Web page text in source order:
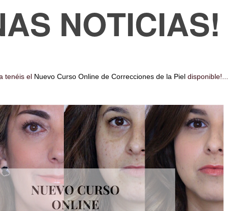
NOTICIAS!
tenéis el Nuevo Curso Online de Correcciones de la Piel disponible!...